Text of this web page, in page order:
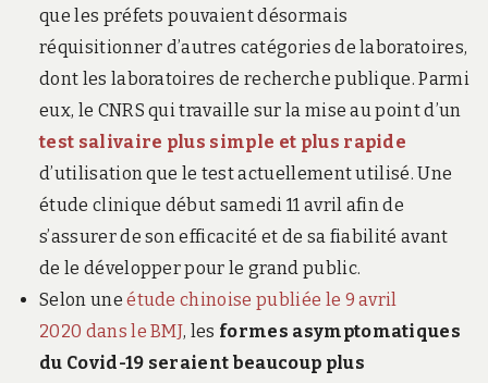
que les préfets pouvaient désormais
réquisitionner d’autres catégories de laboratoires,
dont les laboratoires de recherche publique. Parmi
eux, le CNRS qui travaille sur la mise au point d’un
test salivaire plus simple et plus rapide
d’utilisation que le test actuellement utilisé. Une
étude clinique début samedi 11 avril afin de
s’assurer de son efficacité et de sa fiabilité avant
de le développer pour le grand public.
Selon uneétude chinoise publiée le 9 avril
2020 dans le BMJ, les formes asymptomatiques
du Covid-19 seraient beaucoup plus